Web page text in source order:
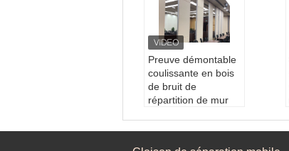
Preuve démontable
coulissante en bois
de bruit de
répartition de mur